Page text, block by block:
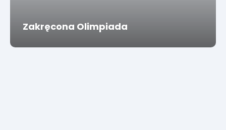
Zakręcona Olimpiada